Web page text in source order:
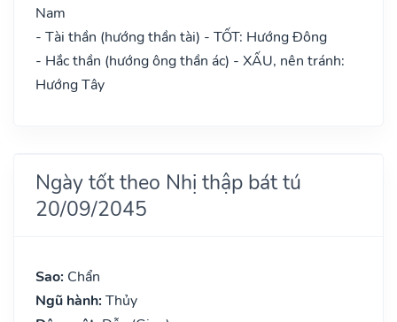
Nam
- Tài thần (hướng thần tài) - TỐT: Hướng Đông
- Hắc thần (hướng ông thần ác) - XẤU, nên tránh:
Hướng Tây
Ngày tốt theo Nhị thập bát tú
20/09/2045
Sao: Chẩn
Ngũ hành: Thủy